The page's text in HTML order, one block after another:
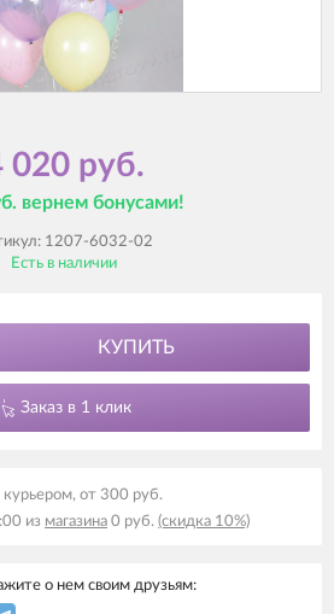
020 руб.
вернем бонусами!
1207-6032-02
Есть в наличии
КУПИТЬ
Заказ в 1 клик
курьером, от 300 руб.
из магазина 0 руб. (скидка 10%)
о нем своим друзьям: